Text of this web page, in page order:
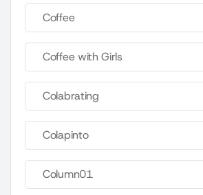
Coffee
Coffee with Girls
Colabrating
Colapinto
Column01